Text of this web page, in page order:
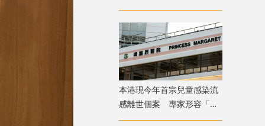
企業落戶香港
本港現今年首宗兒童感染流
感離世個案 專家形容「三
疫夾擊」籲勿掉以輕心